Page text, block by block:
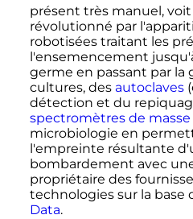
présent très manuel,
révolutionné par
robotisées traitant les
l'ensemencement
germe en passant par la
cultures, des autoclaves
détection et du
spectromètres de masse
microbiologie en
l'empreinte résultante
bombardement avec
propriétaire des
technologies sur la base
Data.